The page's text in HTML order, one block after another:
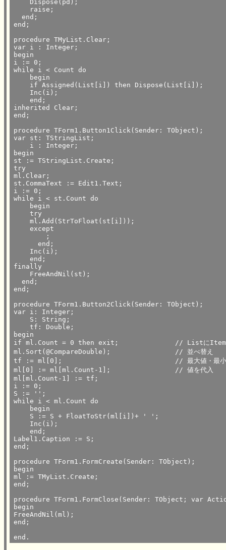
    Dispose(pd);
    raise;
  end;
end;
procedure TMyList.Clear;
var i : Integer;
begin
i := 0;
while i < Count do
    begin
    if Assigned(List[i]) then Dispose(List[i]);
    Inc(i);
    end;
inherited Clear;
end;
procedure TForm1.Button1Click(Sender: TObject);
var st: TStringList;
    i : Integer;
begin
st := TStringList.Create;
try
ml.Clear;
st.CommaText := Edit1.Text;
i := 0;
while i < st.Count do
    begin
    try
    ml.Add(StrToFloat(st[i]));
    except
        ;
      end;
    Inc(i);
    end;
finally
    FreeAndNil(st);
  end;
end;
procedure TForm1.Button2Click(Sender: TObject);
var i: Integer;
    S: String;
    tf: Double;
begin
if ml.Count = 0 then exit;		// ListにItemが無い場合は終了
ml.Sort(@CompareDouble);		// 並べ替え
tf := ml[0];				// 最大値・最小値の入れ替え
ml[0] := ml[ml.Count-1];		// 値を代入
ml[ml.Count-1] := tf;
i := 0;
S := '';
while i < ml.Count do
    begin
    S := S + FloatToStr(ml[i])+ ' ';
    Inc(i);
    end;
Label1.Caption := S;
end;
procedure TForm1.FormCreate(Sender: TObject);
begin
ml := TMyList.Create;
end;
procedure TForm1.FormClose(Sender: TObject; var
begin
FreeAndNil(ml);
end;
end.